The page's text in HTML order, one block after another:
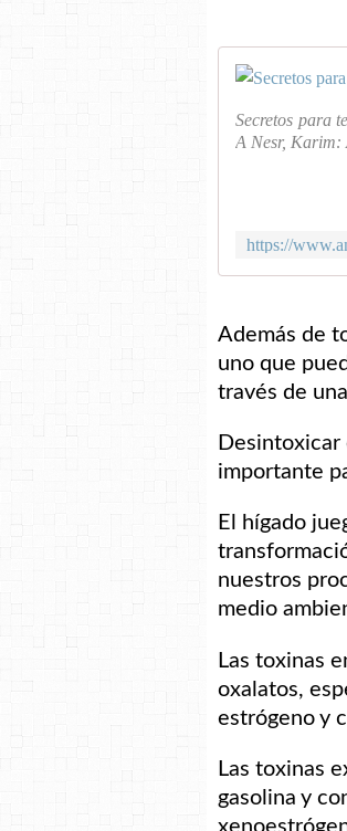
Secretos para
A Nesr, Karim:
Además de
uno que
través de
Desintoxicar
importante
El hígado
nuestros
medio
Las toxinas
oxalatos,
estrógeno y
Las toxinas
gasolina y